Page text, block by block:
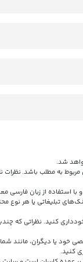
شد.
مربوط به مطلب باشد.
با استفاده از زبان فارسی
تبلیغاتی یا هر نوع
کنید. نظراتی که
خود یا دیگران، مانند
کنید.